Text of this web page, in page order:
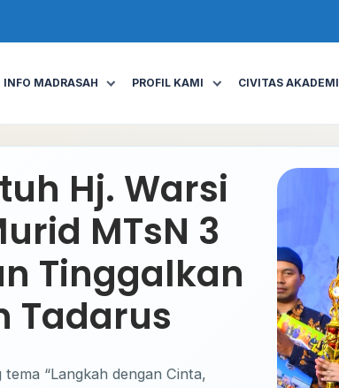
INFO MADRASAH PROFIL KAMI CIVITAS AKADEMI
Hj. Warsi
MTsN 3
Tinggalkan
Tadarus
“Langkah dengan Cinta,